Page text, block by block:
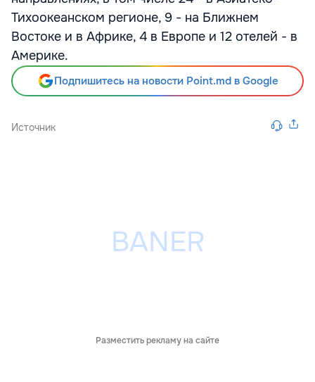
Тихоокеанском регионе, 9 - на Ближнем
Востоке и в Африке, 4 в Европе и 12 отелей - в
Америке.
Подпишитесь на новости Point.md в Google
Источник
Разместить рекламу на сайте